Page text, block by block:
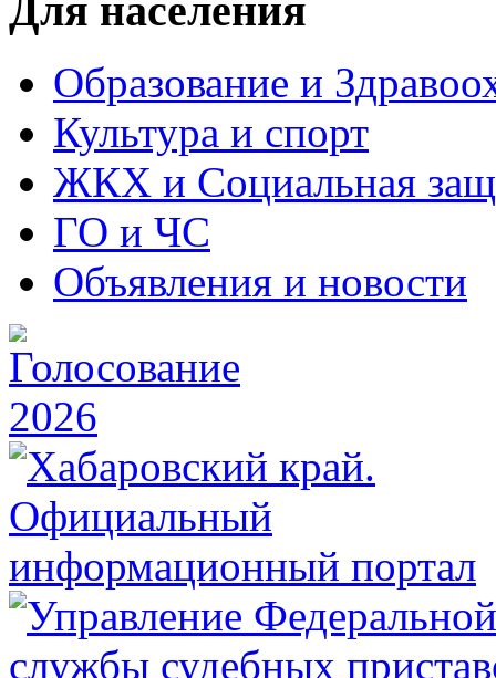
Для населения
Образование и
Культура и спорт
ЖКХ и Социальная
ГО и ЧС
Объявления и новости